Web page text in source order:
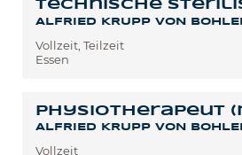
Vollzeit, Teilzeit
Essen
Physiotherapeut
Vollzeit